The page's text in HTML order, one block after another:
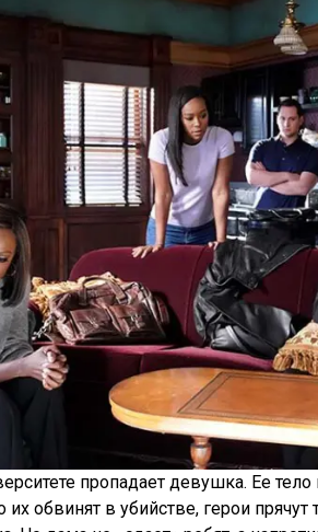
пропадает девушка. Ее тело
их обвинят в убийстве, герои прячут